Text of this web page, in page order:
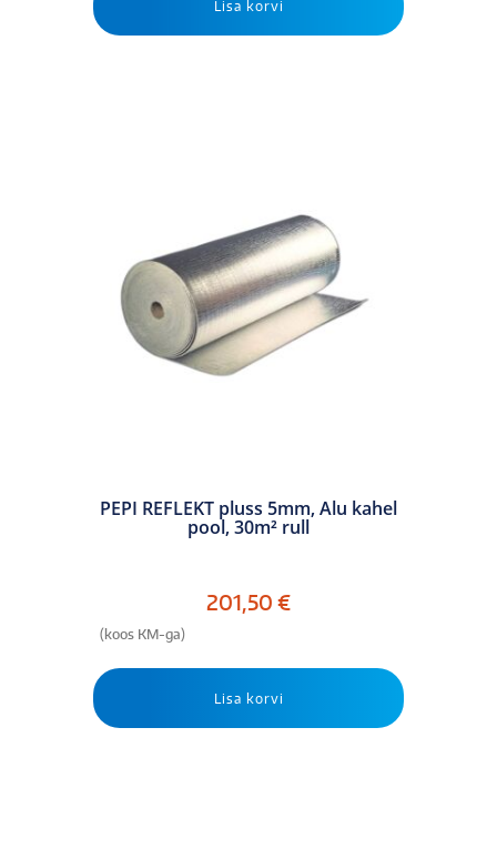
Lisa korvi
PEPI REFLEKT pluss 5mm, Alu kahel
pool, 30m² rull
201,50 €
(koos KM-ga)
Lisa korvi